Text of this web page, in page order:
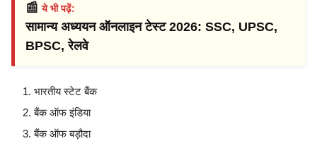
📰ये भी पढ़ें:
सामान्य अध्ययन ऑनलाइन टेस्ट 2026: SSC, UPSC,
BPSC, रेलवे
भारतीय स्टेट बैंक
बैंक ऑफ इंडिया
बैंक ऑफ बड़ौदा